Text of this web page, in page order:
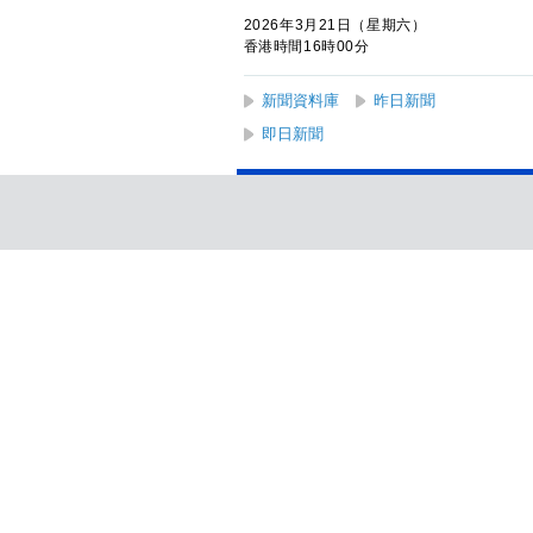
2026年3月21日（星期六）
香港時間16時00分
新聞資料庫 昨日新聞
即日新聞